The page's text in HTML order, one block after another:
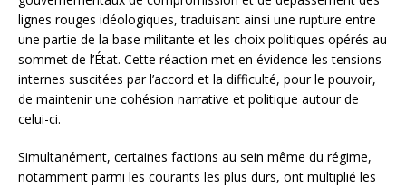
lignes rouges idéologiques, traduisant ainsi une rupture entre
une partie de la base militante et les choix politiques opérés au
sommet de l’État. Cette réaction met en évidence les tensions
internes suscitées par l’accord et la difficulté, pour le pouvoir,
de maintenir une cohésion narrative et politique autour de
celui-ci.
Simultanément, certaines factions au sein même du régime,
notamment parmi les courants les plus durs, ont multiplié les